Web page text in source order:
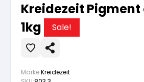
Wasserlösliche Grundierung
Vorbereitung
Autoreparatur
Vorbereitung
Innenfarben
Kreidezeit
1kg
Sale!
Marke:Kreidezeit